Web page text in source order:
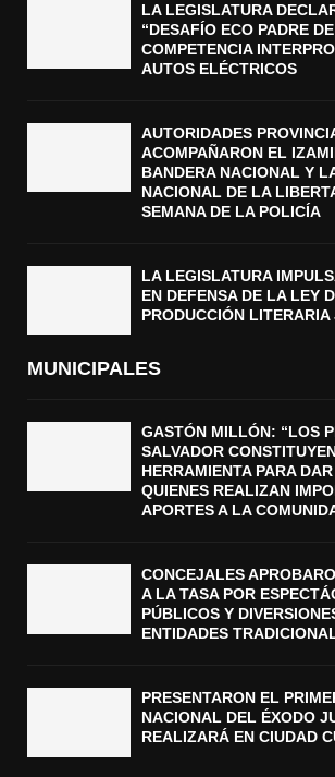
LA LEGISLATURA
“DESAFÍO ECO PADRE
COMPETENCIA
AUTOS ELÉCTRICOS
AUTORIDADES
ACOMPAÑARON EL
BANDERA NACIONAL Y
NACIONAL DE LA
SEMANA DE LA POLICÍA
LA LEGISLATURA
EN DEFENSA DE LA LEY
PRODUCCIÓN
MUNICIPALES
GASTÓN MILLÓN: “LOS
SALVADOR
HERRAMIENTA PARA
QUIENES REALIZAN
APORTES A LA
CONCEJALES
A LA TASA POR
PÚBLICOS Y
ENTIDADES
PRESENTARON EL
NACIONAL DEL ÉXODO
REALIZARÁ EN CIUDAD